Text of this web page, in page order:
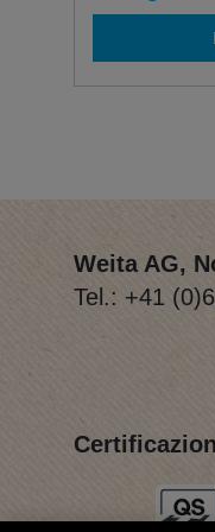
Weita AG,
Tel.: +41